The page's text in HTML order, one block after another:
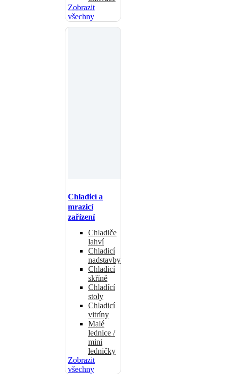
Zobrazit
všechny
Chladicí a
mrazicí
zařízení
Chladiče
lahví
Chladicí
nadstavby
Chladicí
skříně
Chladící
stoly
Chladicí
vitríny
Malé
lednice /
mini
ledničky
Zobrazit
všechny